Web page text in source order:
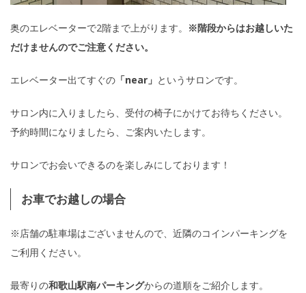
奥のエレベーターで2階まで上がります。 ※階段からはお越しいた
だけませんのでご注意ください。
エレベーター出てすぐの 「near」 というサロンです。
サロン内に入りましたら、受付の椅子にかけてお待ちください。
予約時間になりましたら、ご案内いたします。
サロンでお会いできるのを楽しみにしております！
お車でお越しの場合
※店舗の駐車場はございませんので、近隣のコインパーキングを
ご利用ください。
最寄りの和歌山駅南パーキングからの道順をご紹介します。